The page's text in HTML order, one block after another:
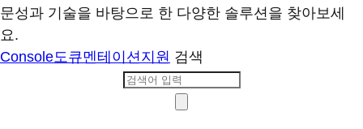
문성과 기술을 바탕으로 한 다양한 솔루션을 찾아보세
요.
Console도큐멘테이션지원 검색